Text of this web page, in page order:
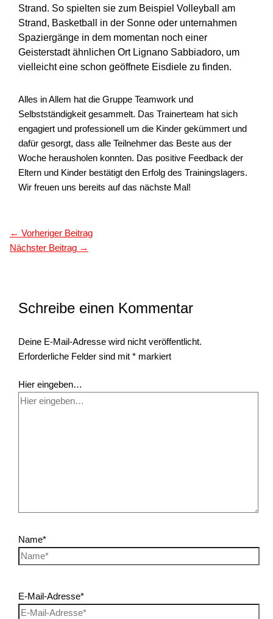
Strand. So spielten sie zum Beispiel Volleyball am
Strand, Basketball in der Sonne oder unternahmen
Spaziergänge in dem momentan noch einer
Geisterstadt ähnlichen Ort Lignano Sabbiadoro, um
vielleicht eine schon geöffnete Eisdiele zu finden.
Alles in Allem hat die Gruppe Teamwork und
Selbstständigkeit gesammelt. Das Trainerteam hat sich
engagiert und professionell um die Kinder gekümmert und
dafür gesorgt, dass alle Teilnehmer das Beste aus der
Woche herausholen konnten. Das positive Feedback der
Eltern und Kinder bestätigt den Erfolg des Trainingslagers.
Wir freuen uns bereits auf das nächste Mal!
← Vorheriger Beitrag
Nächster Beitrag →
Schreibe einen Kommentar
Deine E-Mail-Adresse wird nicht veröffentlicht.
Erforderliche Felder sind mit* markiert
Hier eingeben…
Name*
E-Mail-Adresse*